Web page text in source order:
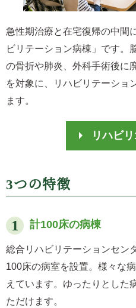
急性期治療と在宅復帰の中間
ビリテーション病棟」です。
の骨折や肺炎、外科手術後に
を対象に、リハビリテーショ
ます。
リハビ
3つの特徴
計100床の病棟
総合リハビリテーションセン
100床の病室を設置。様々な
えています。ゆったりとした
ただけます。